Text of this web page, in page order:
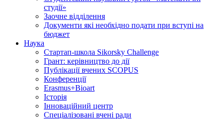
студії»
Заочне відділення
Документи які необхідно подати при вступі на
бюджет
Наука
Стартап-школа Sikorsky Challenge
Грант: керівництво до дії
Публікації вчених SCOPUS
Конференції
Erasmus+Bioart
Історія
Інноваційний центр
Спеціалізовані вчені ради